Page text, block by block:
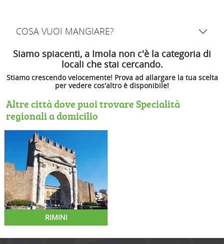
COSA VUOI MANGIARE?
Siamo spiacenti, a Imola non c'è la categoria di
locali che stai cercando.
Stiamo crescendo velocemente! Prova ad allargare la tua scelta
per vedere cos'altro è disponibile!
Altre città dove puoi trovare Specialità
regionali a domicilio
RIMINI